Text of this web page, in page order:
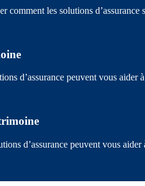
comment les solutions
d’assurance peuvent vous
d’assurance peuvent vous